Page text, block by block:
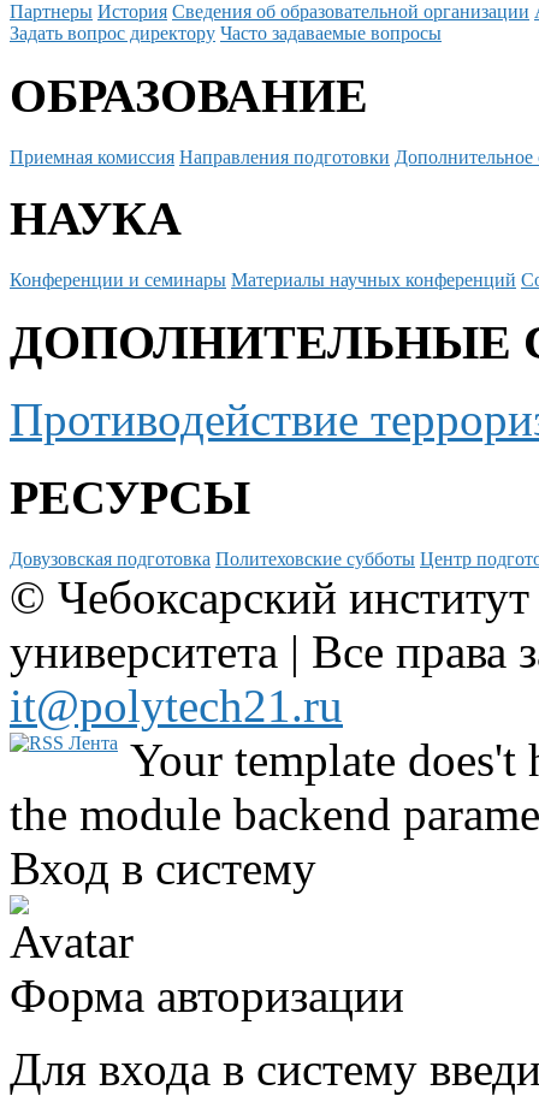
Партнеры История Сведения об образовательной организации
Задать вопрос директору Часто задаваемые вопросы
ОБРАЗОВАНИЕ
Приемная комиссия Направления подготовки Дополнительное
НАУКА
Конференции и семинары Материалы научных конференций
ДОПОЛНИТЕЛЬНЫЕ
Противодействие
РЕСУРСЫ
Довузовская подготовка Политеховские субботы Центр
© Чебоксарский
университета | Все
it@polytech21.ru
Your template
the module backend
Вход в систему
Форма авторизации
Для входа в систему